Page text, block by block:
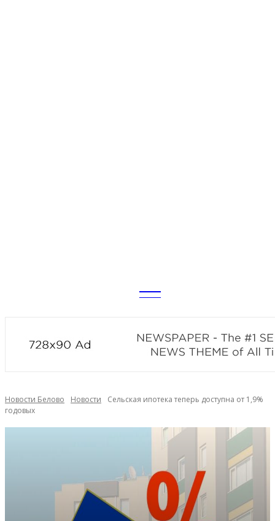
news
Новости Белово Новости
Сельская ипотека теперь доступна от 1,9%
годовых